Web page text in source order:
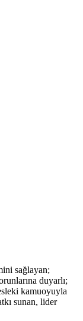
sağlayan;
duyarlı;
kamuoyuyla
sunan, lider